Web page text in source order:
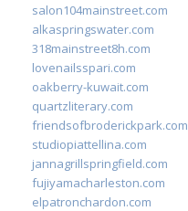
salon104mainstreet.com
alkaspringswater.com
318mainstreet8h.com
lovenailsspari.com
oakberry-kuwait.com
quartzliterary.com
friendsofbroderickpark.com
studiopiattellina.com
jannagrillspringfield.com
fujiyamacharleston.com
elpatronchardon.com